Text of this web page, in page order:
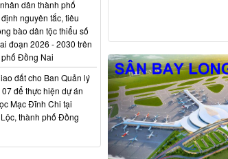
12/7/2026
dân thành phố
nguyên tắc, tiêu
bào dân tộc thiểu số
đoạn 2026 - 2030 trên
Đồng Nai
đất cho Ban Quản lý
để thực hiện dự án
Mạc Đĩnh Chi tại
thành phố Đồng